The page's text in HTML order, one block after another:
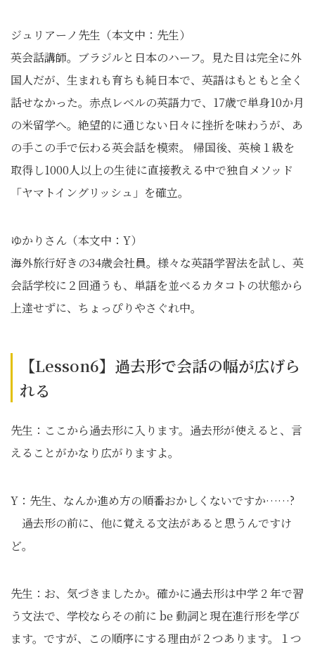
ジュリアーノ先生（本文中：先生）
英会話講師。ブラジルと日本のハーフ。見た目は完全に外
国人だが、生まれも育ちも純日本で、英語はもともと全く
話せなかった。赤点レベルの英語力で、17歳で単身10か月
の米留学へ。絶望的に通じない日々に挫折を味わうが、あ
の手この手で伝わる英会話を模索。 帰国後、英検１級を
取得し1000人以上の生徒に直接教える中で独自メソッド
「ヤマトイングリッシュ」を確立。
ゆかりさん（本文中：Y）
海外旅行好きの34歳会社員。様々な英語学習法を試し、英
会話学校に２回通うも、単語を並べるカタコトの状態から
上達せずに、ちょっぴりやさぐれ中。
【Lesson6】過去形で会話の幅が広げら
れる
先生：ここから過去形に入ります。過去形が使えると、言
えることがかなり広がりますよ。
Y：先生、なんか進め方の順番おかしくないですか……?
過去形の前に、他に覚える文法があると思うんですけ
ど。
先生：お、気づきましたか。確かに過去形は中学 2 年で習
う文法で、学校ならその前に be 動詞と現在進行形を学び
ます。ですが、この順序にする理由が２つあります。１つ